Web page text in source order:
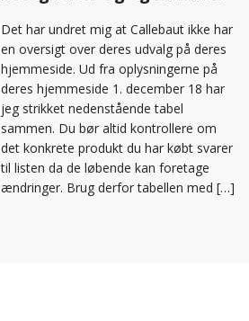
Det har undret mig at Callebaut ikke har
en oversigt over deres udvalg på deres
hjemmeside. Ud fra oplysningerne på
deres hjemmeside 1. december 18 har
jeg strikket nedenstående tabel
sammen. Du bør altid kontrollere om
det konkrete produkt du har købt svarer
til listen da de løbende kan foretage
ændringer. Brug derfor tabellen med […]